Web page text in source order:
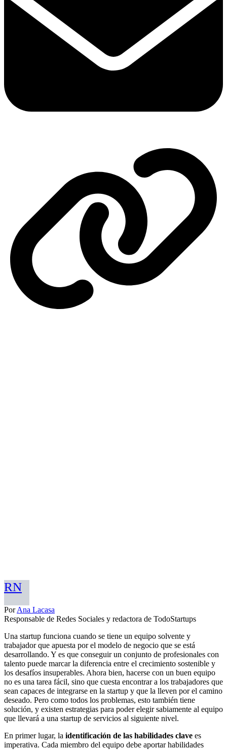
RN
PorAna Lacasa
Responsable de Redes Sociales y redactora de TodoStartups
Una startup funciona cuando se tiene un equipo solvente y
trabajador que apuesta por el modelo de negocio que se está
desarrollando. Y es que conseguir un conjunto de profesionales con
talento puede marcar la diferencia entre el crecimiento sostenible y
los desafíos insuperables. Ahora bien, hacerse con un buen equipo
no es una tarea fácil, sino que cuesta encontrar a los trabajadores que
sean capaces de integrarse en la startup y que la lleven por el camino
deseado. Pero como todos los problemas, esto también tiene
solución, y existen estrategias para poder elegir sabiamente al equipo
que llevará a una startup de servicios al siguiente nivel.
En primer lugar, la identificación de las habilidades clave es
imperativa. Cada miembro del equipo debe aportar habilidades